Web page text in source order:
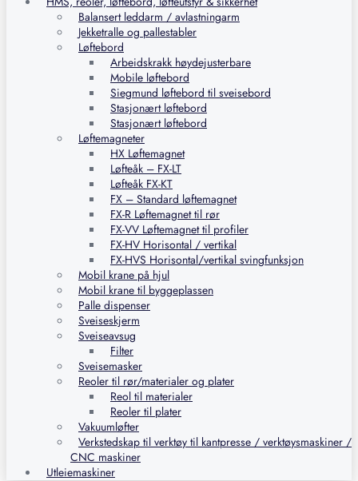
Balansert leddarm / avlastningarm
Jekketralle og pallestabler
Løftebord
Arbeidskrakk høydejusterbare
Mobile løftebord
Siegmund løftebord til sveisebord
Stasjonært løftebord
Stasjonært løftebord
Løftemagneter
HX Løftemagnet
Løfteåk – FX-LT
Løfteåk FX-KT
FX – Standard løftemagnet
FX-R Løftemagnet til rør
FX-VV Løftemagnet til profiler
FX-HV Horisontal / vertikal
FX-HVS Horisontal/vertikal svingfunksjon
Mobil krane på hjul
Mobil krane til byggeplassen
Palle dispenser
Sveiseskjerm
Sveiseavsug
Filter
Sveisemasker
Reoler til rør/materialer og plater
Reol til materialer
Reoler til plater
Vakuumløfter
Verkstedskap til verktøy til kantpresse / verktøysmaskiner /
CNC maskiner
Utleiemaskiner